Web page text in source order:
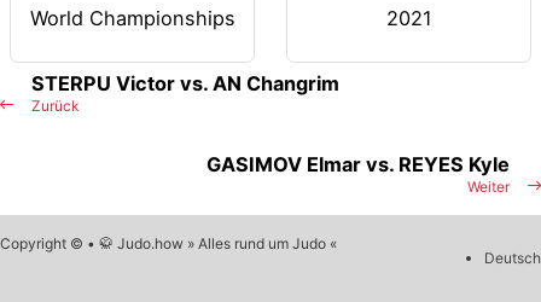
World Championships 2021
Zurück
STERPU Victor vs. AN Changrim
Weiter
GASIMOV Elmar vs. REYES Kyle
Copyright © • 🥋 Judo.how » Alles rund um Judo «
Deutsch